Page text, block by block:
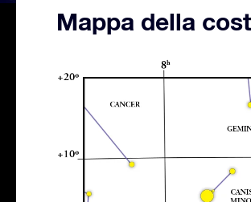
Mappa della